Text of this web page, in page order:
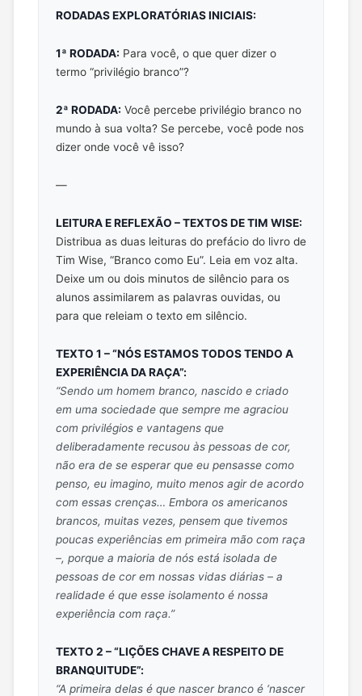
RODADAS EXPLORATÓRIAS INICIAIS:
1ª RODADA: Para você, o que quer dizer o
termo “privilégio branco”?
2ª RODADA: Você percebe privilégio branco no
mundo à sua volta? Se percebe, você pode nos
dizer onde você vê isso?
—
LEITURA E REFLEXÃO – TEXTOS DE TIM WISE:
Distribua as duas leituras do prefácio do livro de
Tim Wise, “Branco como Eu”. Leia em voz alta.
Deixe um ou dois minutos de silêncio para os
alunos assimilarem as palavras ouvidas, ou
para que releiam o texto em silêncio.
TEXTO 1 – “NÓS ESTAMOS TODOS TENDO A
EXPERIÊNCIA DA RAÇA”:
“Sendo um homem branco, nascido e criado
em uma sociedade que sempre me agraciou
com privilégios e vantagens que
deliberadamente recusou às pessoas de cor,
não era de se esperar que eu pensasse como
penso, eu imagino, muito menos agir de acordo
com essas crenças… Embora os americanos
brancos, muitas vezes, pensem que tivemos
poucas experiências em primeira mão com raça
–, porque a maioria de nós está isolada de
pessoas de cor em nossas vidas diárias – a
realidade é que esse isolamento é nossa
experiência com raça.”
TEXTO 2 – “LIÇÕES CHAVE A RESPEITO DE
BRANQUITUDE”:
“A primeira delas é que nascer branco é ‘nascer